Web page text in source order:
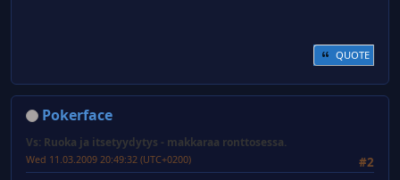
QUOTE
Pokerface
Vs: Ruoka ja itsetyydytys - makkaraa ronttosessa.
#2
Wed 11.03.2009 20:49:32 (UTC+0200)